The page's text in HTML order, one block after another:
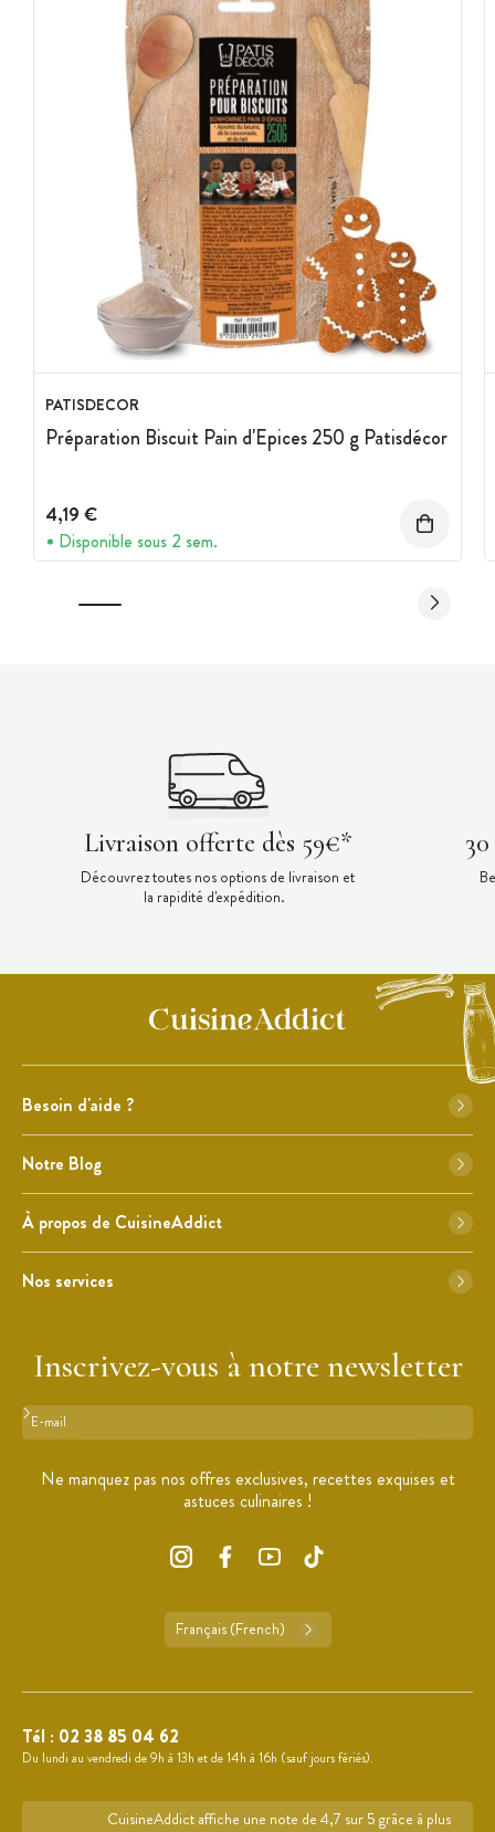
PATISDECOR
Préparation Biscuit Pain d'Epices 250 g Patisdécor
4,19 €
Disponible sous 2 sem.
Livraison offerte dès 59€*
Découvrez toutes nos options de livraison et
la rapidité d'expédition.
Besoin d'aide ?
Notre Blog
À propos de CuisineAddict
Nos services
Inscrivez-vous à notre newsletter
Format : adresse@email.com
Ne manquez pas nos offres exclusives, recettes exquises et
astuces culinaires !
Français (French)
Tél : 02 38 85 04 62
Du lundi au vendredi de 9h à 13h et de 14h à 16h (sauf jours fériés).
CuisineAddict affiche une note de 4,7 sur 5 grâce à plus